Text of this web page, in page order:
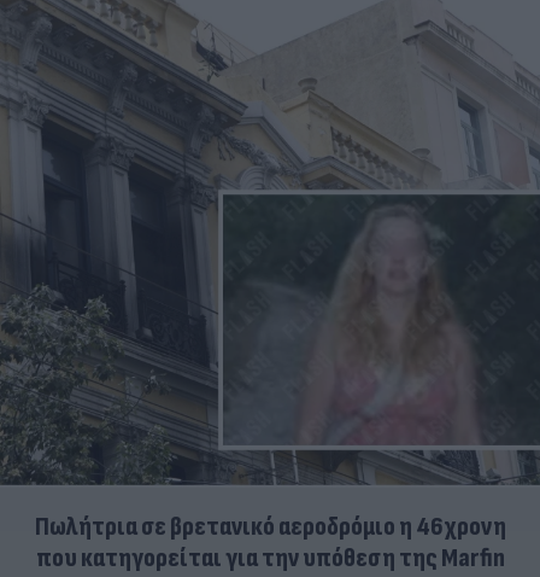
Πωλήτρια σε βρετανικό αεροδρόμιο η 46χρονη
που κατηγορείται για την υπόθεση της Marfin